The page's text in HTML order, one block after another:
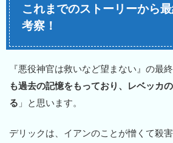
これまでのストーリーから
考察！
『悪役神官は救いなど望まない』の最
も過去の記憶をもっており、レベッカ
る 」と思います。
デリックは、イアンのことが憎くて殺